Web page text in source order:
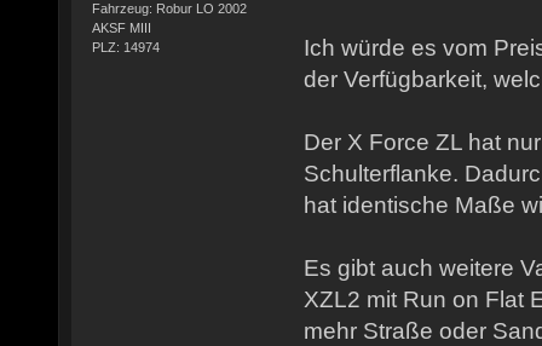
Fahrzeug: Robur LO 2002
AKSF MIII
PLZ: 14974
Ich würde es vom
der Verfügbarkeit,
Der X Force ZL hat
Schulterflanke.
hat identische Maße
Es gibt auch weitere
XZL2 mit Run on Flat
mehr Straße oder